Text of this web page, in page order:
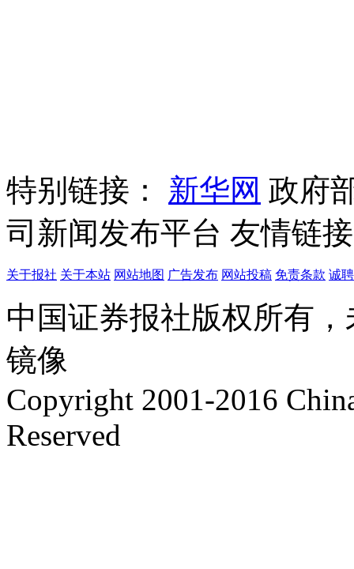
特别链接： 新华网 政府
司新闻发布平台 友情链接
关于报社 关于本站 网站地图 广告发布 网站投稿 免责条款 诚
中国证券报社版权所有
镜像
Copyright 2001-2016
Reserved